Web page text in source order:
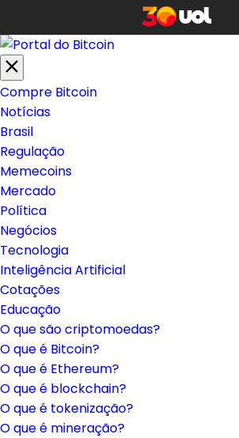
Compre Bitcoin
Notícias
Brasil
Regulação
Memecoins
Mercado
Política
Negócios
Tecnologia
Inteligência Artificial
Cotações
Educação
O que são criptomoedas?
O que é Bitcoin?
O que é Ethereum?
O que é blockchain?
O que é tokenização?
O que é mineração?